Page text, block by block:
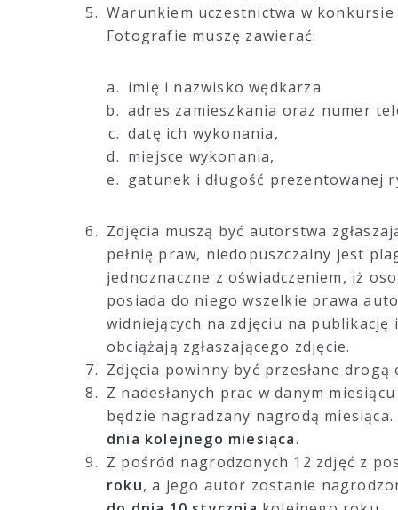
Warunkiem uczestnictwa w
Fotografie muszę zawierać:
imię i nazwisko wędkarza
adres zamieszkania oraz numer
datę ich wykonania,
miejsce wykonania,
gatunek i długość prezentowanej
Zdjęcia muszą być autorstwa
pełnię praw, niedopuszczalny jest
jednoznaczne z oświadczeniem, iż
posiada do niego wszelkie prawa
widniejących na zdjęciu na
obciążają zgłaszającego zdjęcie.
Zdjęcia powinny być przesłane
Z nadesłanych prac w danym
będzie nagradzany nagrodą
dnia kolejnego miesiąca.
Z pośród nagrodzonych 12 zdjęć z
roku, a jego autor zostanie